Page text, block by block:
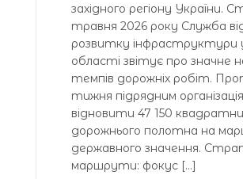
західного регіону України.
травня 2026 року Служба
розвитку інфраструктури у
області звітує про значне
темпів дорожніх робіт.
тижня підрядним
відновити 47 150
дорожнього полотна на
державного значення.
маршрути: фокус […]